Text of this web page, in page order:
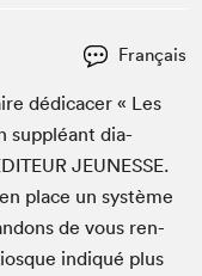
Français
dédi­cac­er « Les
sup­pléant dia­
JEUNESSE.
place un sys­tème
de vous ren­
indiqué plus